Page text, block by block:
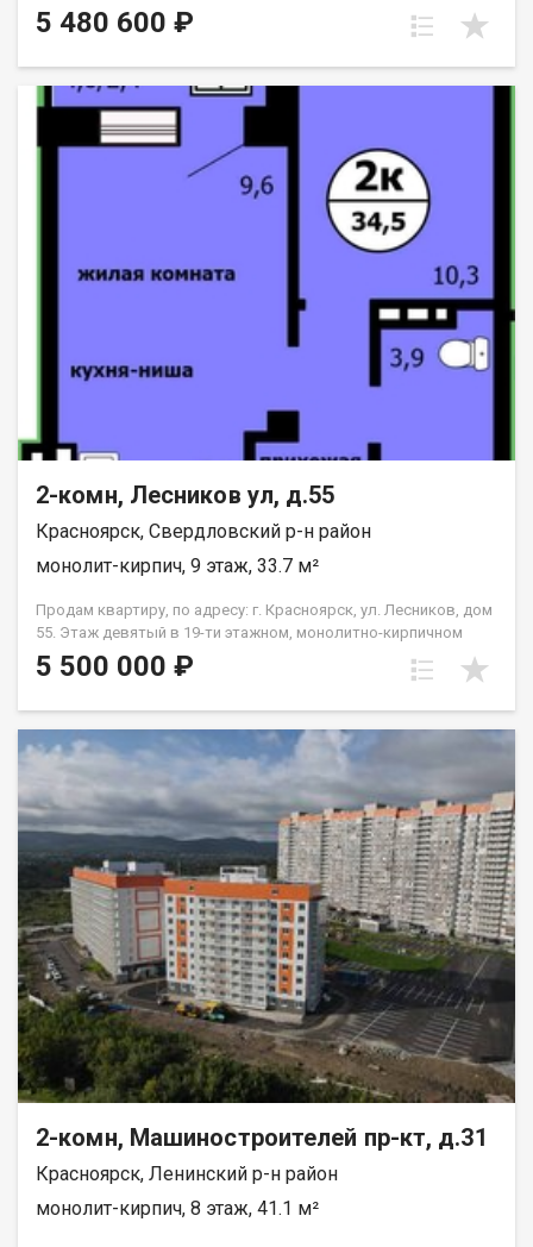
НЕ ОТ ЗАСТРОЙЩИКА
5 480 600 ₽
2-комн, Лесников ул, д.55
Красноярск, Свердловский р-н район
монолит-кирпич, 9 этаж, 33.7 м²
Продам квартиру, по адресу: г. Красноярск, ул. Лесников, дом
55. Этаж девятый в 19-ти этажном, монолитно-кирпичном
доме. Общая площадь- 33.7 кв.м., кухня-гостиная-14,6 кв.м.,
спальня--10,3 кв.м. Предчистовая отделка от застройщика.
доступность до других районов города. Близость знаковых
мест отдыха, досуга и развлечений - заповедник «Столбы»,
Фанпарк «Бобровый лог» и парк флоры и фауны «Роев ручей».
Благоустроенная набережная протяженностью 1450 метров
вдоль реки Енисей и 500 метров вдоль реки Базаиха с
организованными спусками к воде и остановкой речного
пассажирского транспорта возле ледовой арены. Сеть
пешеходных и велосипедно-роликовых дорожек по всему
району. Бесшумные современные лифты. Наземные
автостоянки на 175 и 297 машино-мест.
5 500 000 ₽
2-комн, Машиностроителей пр-кт, д.31
Красноярск, Ленинский р-н район
монолит-кирпич, 8 этаж, 41.1 м²